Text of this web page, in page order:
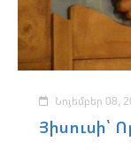
Նոյեմբեր 08,
Յիսուսի՝